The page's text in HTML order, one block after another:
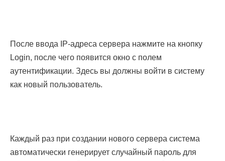
После ввода IP-адреса сервера нажмите на кнопку
Login, после чего появится окно с полем
аутентификации. Здесь вы должны войти в систему
как новый пользователь.
Каждый раз при создании нового сервера система
автоматически генерирует случайный пароль для